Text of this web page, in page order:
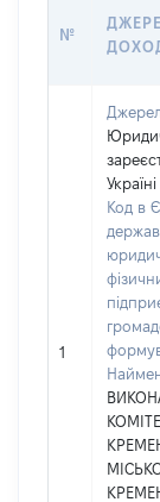
№
1
Україні
Код в